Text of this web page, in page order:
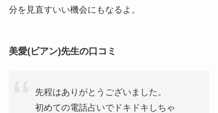
分を見直すいい機会にもなるよ。
美愛(ビアン)先生の口コミ
先程はありがとうございました。
初めての電話占いでドキドキしちゃ